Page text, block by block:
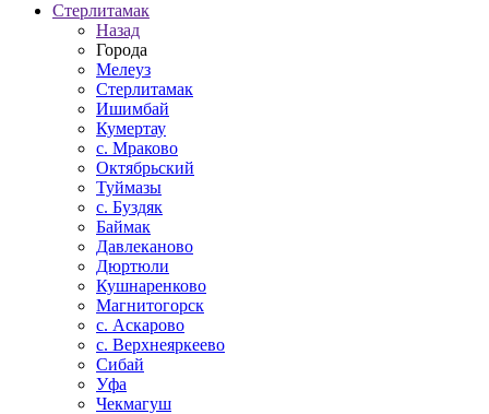
Стерлитамак
Назад
Города
Мелеуз
Стерлитамак
Ишимбай
Кумертау
c. Мраково
Октябрьский
Туймазы
c. Буздяк
Баймак
Давлеканово
Дюртюли
Кушнаренково
Магнитогорск
с. Аскарово
с. Верхнеяркеево
Сибай
Уфа
Чекмагуш